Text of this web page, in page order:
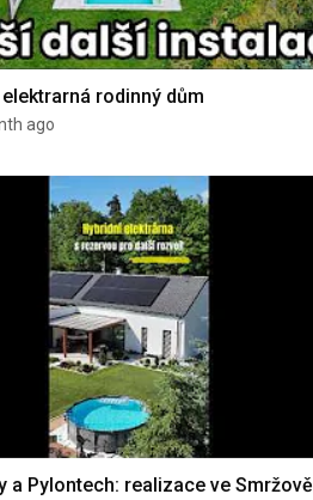
rodinný dům
ago
a Pylontech: realizace ve Smržově